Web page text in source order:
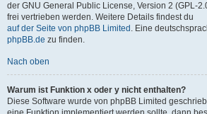
der GNU General Public License, Version 2 (GPL-
frei vertrieben werden. Weitere Details findest du
auf der Seite von phpBB Limited . Eine
phpBB.de zu finden.
Nach oben
Warum ist Funktion x oder y nicht enthalten?
Diese Software wurde von phpBB Limited